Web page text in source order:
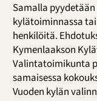
Samalla
kylätoiminnassa
henkilöitä.
Kymenlaakson
Valintatoimikunta
samaisessa
Vuoden kylän